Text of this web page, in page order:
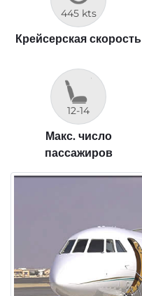
445 kts
Крейсерская скорость
12-14
Макс. число
пассажиров